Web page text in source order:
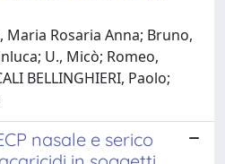
Maria Rosaria Anna; Bruno,
U., Micò; Romeo,
BELLINGHIERI, Paolo;
nasale e serico